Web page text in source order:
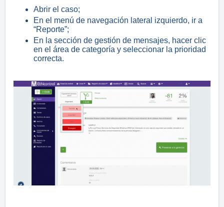
Abrir el caso;
En el menú de navegación lateral izquierdo, ir a
“Reporte”;
En la sección de gestión de mensajes, hacer clic
en el área de categoría y seleccionar la prioridad
correcta.